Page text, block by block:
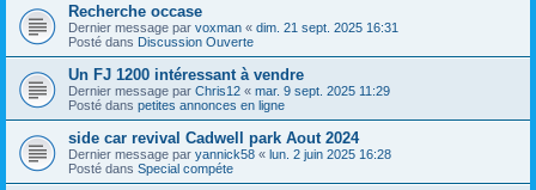
Recherche occase
Dernier message par voxman « dim. 21 sept. 2025 16:31
Posté dans Discussion Ouverte
Un FJ 1200 intéressant à vendre
Dernier message par Chris12 « mar. 9 sept. 2025 11:29
Posté dans petites annonces en ligne
side car revival Cadwell park Aout 2024
Dernier message par yannick58 « lun. 2 juin 2025 16:28
Posté dans Special compéte